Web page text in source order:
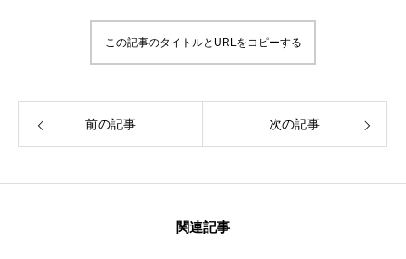
この記事のタイトルとURLをコピーする
前の記事 次の記事
関連記事